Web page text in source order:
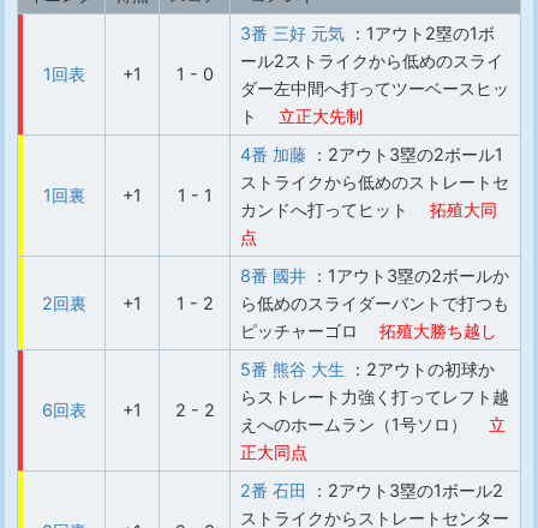
1回表 +1 1 - 0
3番 三好 元気 ：1アウト2塁の1ボ
ール2ストライクから低めのスライ
ダー左中間へ打ってツーベースヒッ
ト
立正大先制
1回裏 +1 1 - 1
4番 加藤 ：2アウト3塁の2ボール1
ストライクから低めのストレートセ
カンドへ打ってヒット
拓殖大同
点
2回裏 +1 1 - 2
8番 國井 ：1アウト3塁の2ボールか
ら低めのスライダーバントで打つも
ピッチャーゴロ
拓殖大勝ち越し
6回表 +1 2 - 2
5番 熊谷 大生 ：2アウトの初球か
らストレート力強く打ってレフト越
えへのホームラン（1号ソロ）
立
正大同点
2番 石田
：2アウト3塁の1ボール2
ストライクからストレートセンター